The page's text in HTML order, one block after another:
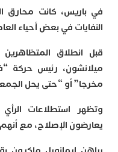
كانت محارق النفايات
في بعض أحياء العاصمة.
المتظاهرين في
رئيس حركة “فرنسا
أو “حتى يحل الجمعية
استطلاعات الرأي
الإصلاح، مع أنهم يرون